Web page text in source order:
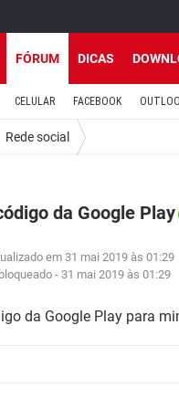
FÓRUM DICAS
CELULAR FACEBOOK
Rede social
da Google Play
em 31 mai 2019 às 01:29
- 31 mai 2019 às 01:29
da Google Play para